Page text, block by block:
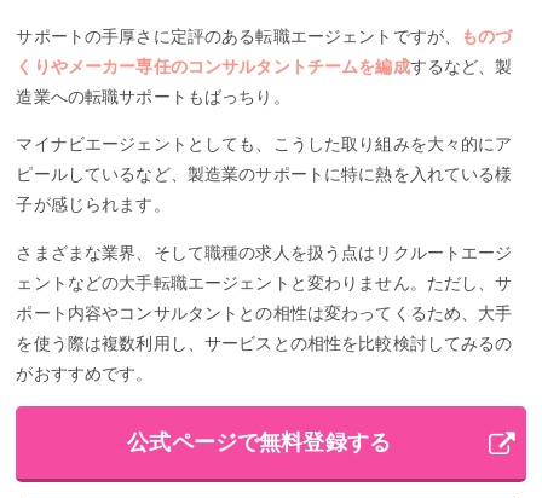
サポートの手厚さに定評のある転職エージェントですが、
ものづ
くりやメーカー専任のコンサルタントチームを編成するなど、製
造業への転職サポートもばっちり。
マイナビエージェントとしても、こうした取り組みを大々的にア
ピールしているなど、製造業のサポートに特に熱を入れている様
子が感じられます。
さまざまな業界、そして職種の求人を扱う点はリクルートエージ
ェントなどの大手転職エージェントと変わりません。ただし、サ
ポート内容やコンサルタントとの相性は変わってくるため、大手
を使う際は複数利用し、サービスとの相性を比較検討してみるの
がおすすめです。
公式ページで無料登録する